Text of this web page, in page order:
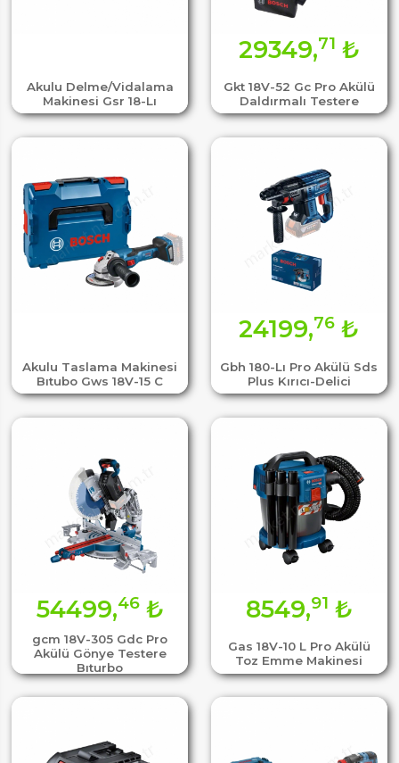
Akulu Delme/Vidalama
Makinesi Gsr 18-Lı
Gkt 18V-52 Gc Pro Akülü
Daldırmalı Testere
29349,71 ₺
Akulu Taslama Makinesi
Bıtubo Gws 18V-15 C
Gbh 180-Lı Pro Akülü Sds
Plus Kırıcı-Delici
24199,76 ₺
gcm 18V-305 Gdc Pro
Akülü Gönye Testere
Bıturbo
54499,46₺
Gas 18V-10 L Pro Akülü
Toz Emme Makinesi
8549,91 ₺